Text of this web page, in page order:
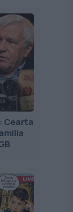
Cearta